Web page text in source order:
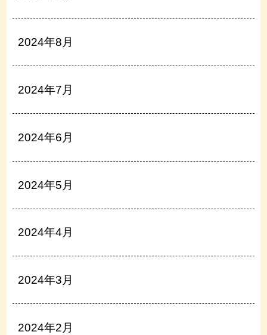
2024年8月
2024年7月
2024年6月
2024年5月
2024年4月
2024年3月
2024年2月